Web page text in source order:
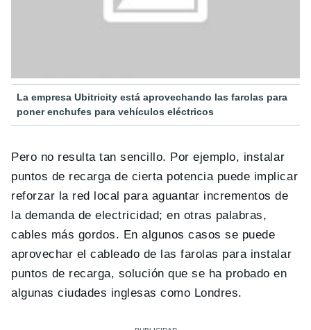
La empresa Ubitricity está aprovechando las farolas para
poner enchufes para vehículos eléctricos
Pero no resulta tan sencillo. Por ejemplo, instalar
puntos de recarga de cierta potencia puede implicar
reforzar la red local para aguantar incrementos de
la demanda de electricidad; en otras palabras,
cables más gordos. En algunos casos se puede
aprovechar el cableado de las farolas para instalar
puntos de recarga, solución que se ha probado en
algunas ciudades inglesas como Londres.